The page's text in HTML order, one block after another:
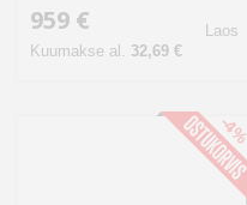
959 €
Kuumakse al. 32,69 €
Laos
-4%